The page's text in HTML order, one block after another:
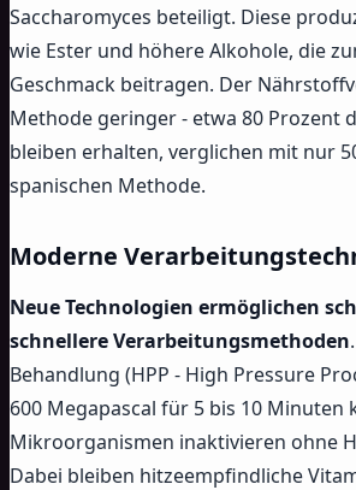
Saccharomyces beteiligt. Diese
wie Ester und höhere Alkohole, die
Geschmack beitragen. Der
Methode geringer - etwa 80 Prozent
bleiben erhalten, verglichen mit nur
spanischen Methode.
Moderne
Neue Technologien ermöglichen
schnellere Verarbeitungsmethoden
Behandlung (HPP - High Pressure
600 Megapascal für 5 bis 10 Minuten
Mikroorganismen inaktivieren ohne
Dabei bleiben hitzeempfindliche